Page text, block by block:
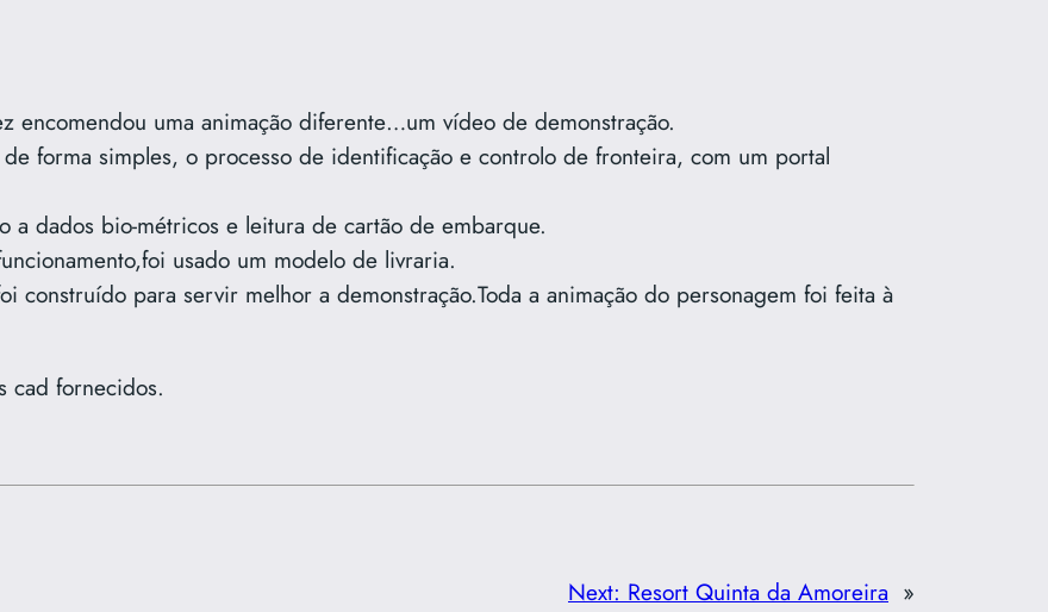
encomendou uma animação diferente…um vídeo de demonstração.
forma simples, o processo de identificação e controlo de fronteira, com um portal
a dados bio-métricos e leitura de cartão de embarque.
usado um modelo de livraria.
construído para servir melhor a demonstração.Toda a animação do personagem foi feita à
cad fornecidos.
Next: Resort Quinta da Amoreira »